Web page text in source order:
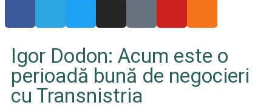
Igor Dodon: Acum este o
perioadă bună de negocieri
cu Transnistria